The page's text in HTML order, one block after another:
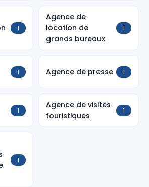
1
Agence de
location de
grands bureaux
1
1 Agence de presse 1
1
Agence de visites
touristiques
1
1